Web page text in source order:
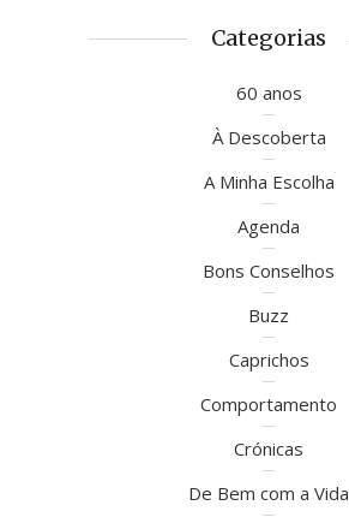
Categorias
60 anos
À Descoberta
A Minha Escolha
Agenda
Bons Conselhos
Buzz
Caprichos
Comportamento
Crónicas
De Bem com a Vida